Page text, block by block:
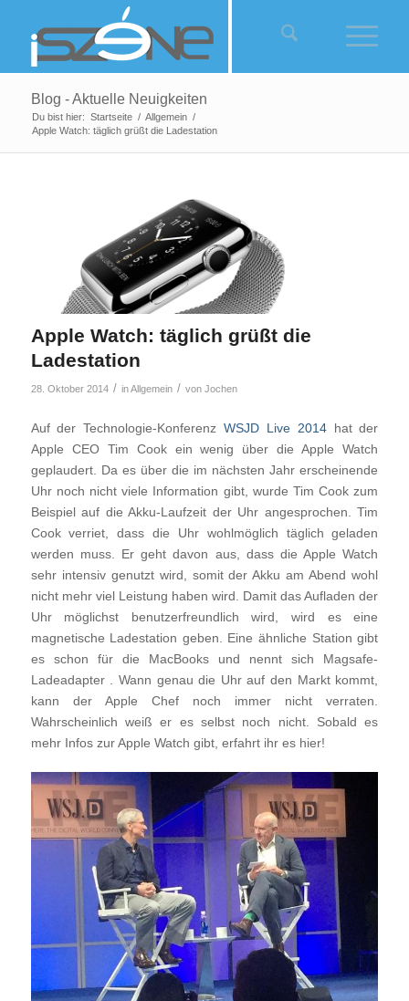
Blog - Aktuelle Neuigkeiten
Du bist hier: Startseite / Allgemein /
Apple Watch: täglich grüßt die Ladestation
Apple Watch: täglich grüßt die
Ladestation
28. Oktober 2014 / inAllgemein / von Jochen
Auf der Technologie-KonferenzWSJD Live 2014hat der
Apple CEO Tim Cook ein wenig über die Apple Watch
geplaudert. Da es über die im nächsten Jahr erscheinende
Uhr noch nicht viele Information gibt, wurde Tim Cook zum
Beispiel auf die Akku-Laufzeit der Uhr angesprochen. Tim
Cook verriet, dass die Uhr wohlmöglich täglich geladen
werden muss. Er geht davon aus, dass die Apple Watch
sehr intensiv genutzt wird, somit der Akku am Abend wohl
nicht mehr viel Leistung haben wird. Damit das Aufladen der
Uhr möglichst benutzerfreundlich wird, wird es eine
magnetische Ladestation geben. Eine ähnliche Station gibt
es schon für die MacBooks und nennt sich Magsafe-
Ladeadapter . Wann genau die Uhr auf den Markt kommt,
kann der Apple Chef noch immer nicht verraten.
Wahrscheinlich weiß er es selbst noch nicht. Sobald es
mehr Infos zur Apple Watch gibt, erfahrt ihr es hier!